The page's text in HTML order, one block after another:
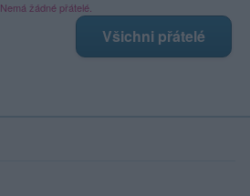
Nemá žádné přátelé.
Všichni přátelé